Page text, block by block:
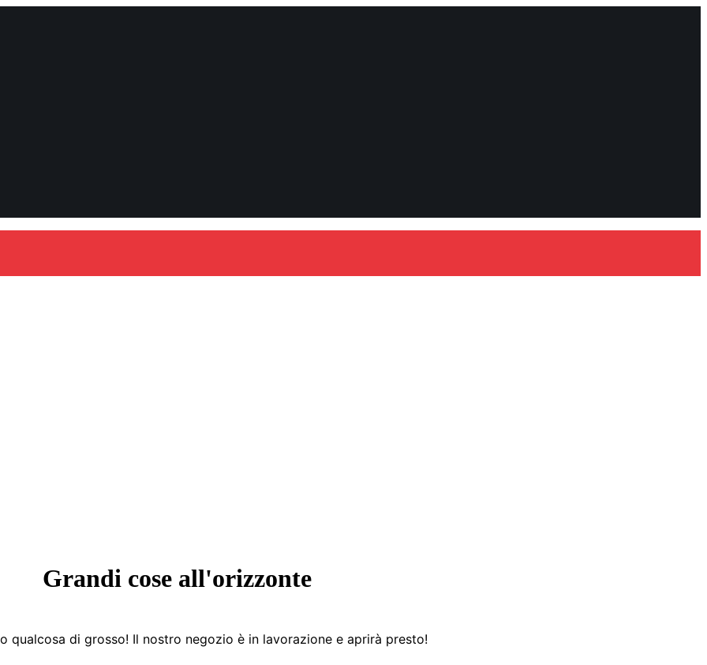
Grandi cose all'orizzonte
qualcosa di grosso! Il nostro negozio è in lavorazione e aprirà presto!